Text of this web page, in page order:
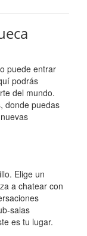
puede entrar
podrás
del mundo.
donde puedas
Elige un
a chatear con
salas
es tu lugar.